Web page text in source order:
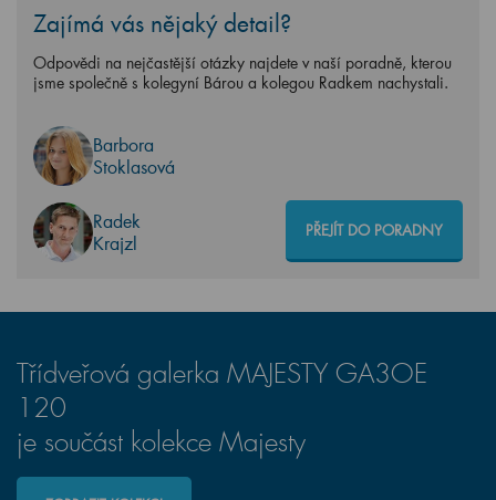
Zajímá vás nějaký detail?
Odpovědi na nejčastější otázky najdete v naší poradně, kterou
jsme společně s kolegyní Bárou a kolegou Radkem nachystali.
Barbora
Stoklasová
Radek
Krajzl
PŘEJÍT DO PORADNY
Třídveřová galerka MAJESTY GA3OE
120
je součást kolekce Majesty